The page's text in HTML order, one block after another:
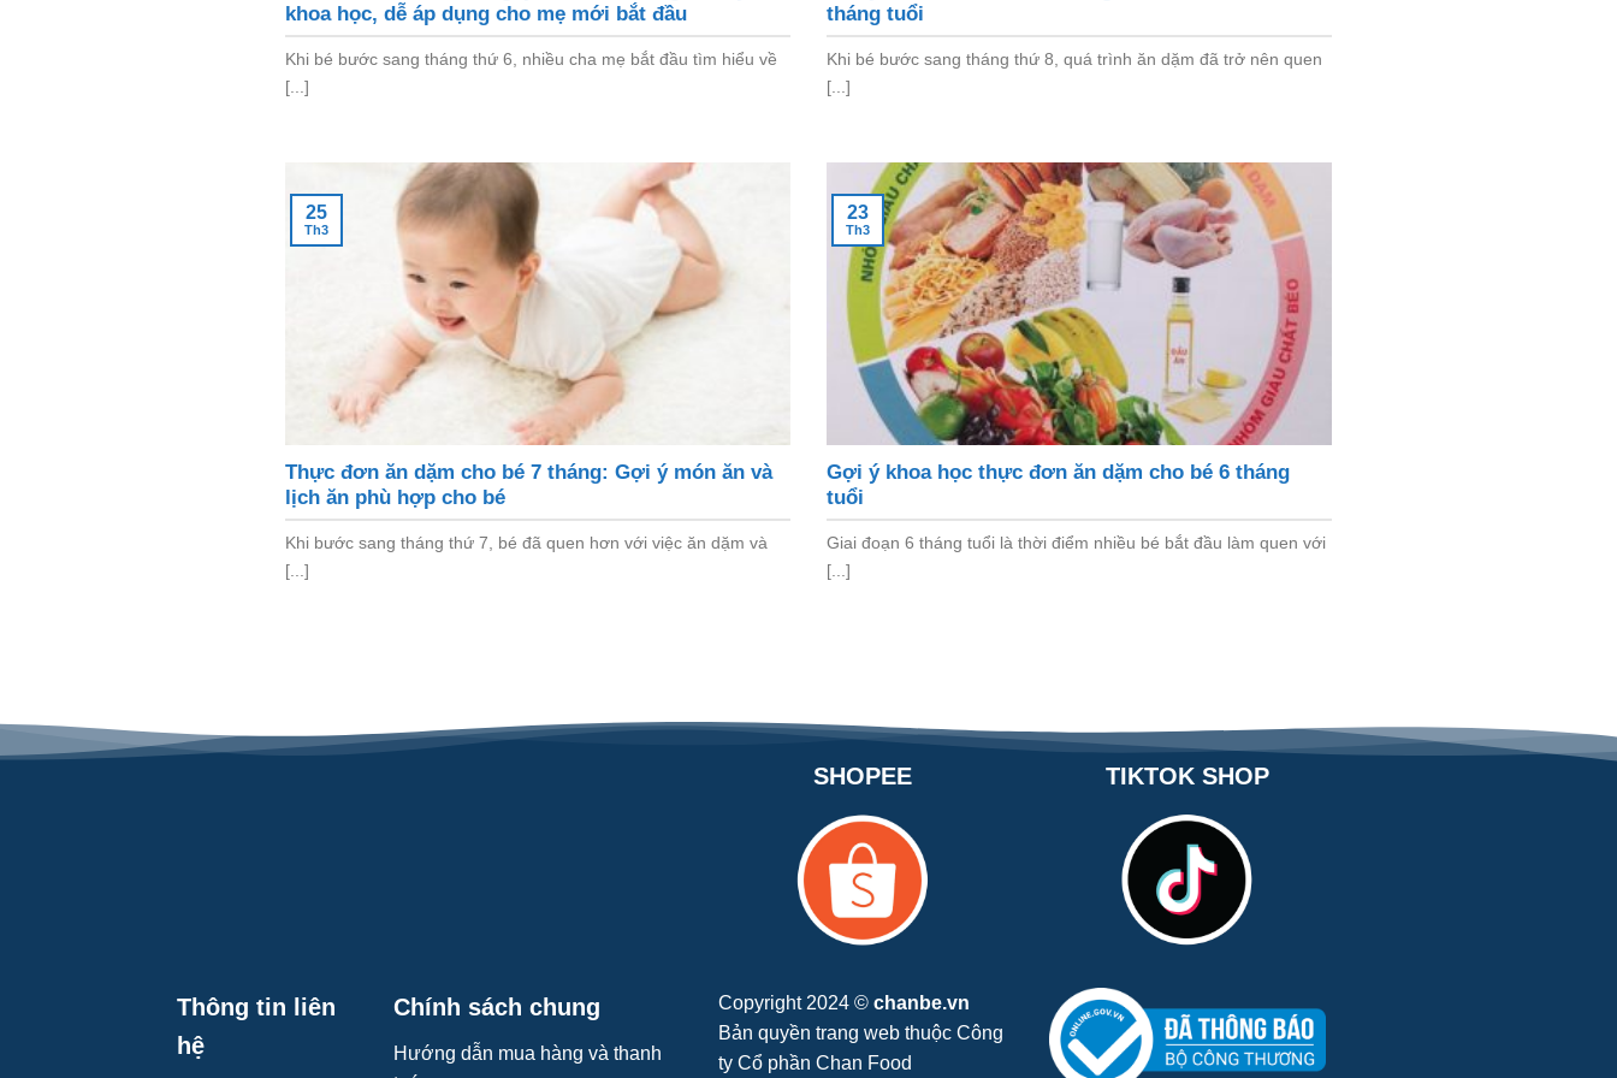
khoa học, dễ áp dụng cho mẹ mới bắt đầu
Khi bé bước sang tháng thứ 6, nhiều cha mẹ bắt đầu tìm hiểu về
[...]
tháng tuổi
Khi bé bước sang tháng thứ 8, quá trình ăn dặm đã trở nên quen
[...]
Thực đơn ăn dặm cho bé 7 tháng: Gợi ý món ăn và
lịch ăn phù hợp cho bé
Khi bước sang tháng thứ 7, bé đã quen hơn với việc ăn dặm và
[...]
25
Th3
Gợi ý khoa học thực đơn ăn dặm cho bé 6 tháng
tuổi
Giai đoạn 6 tháng tuổi là thời điểm nhiều bé bắt đầu làm quen với
[...]
23
Th3
SHOPEE TIKTOK SHOP
Thông tin liên
hệ
Chính sách chung
Hướng dẫn mua hàng và thanh
Copyright 2024 © chanbe.vn
Bản quyền trang web thuộc Công
ty Cổ phần Chan Food